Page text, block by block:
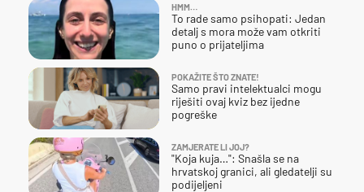
HMM…
To rade samo psihopati: Jedan
detalj s mora može vam otkriti
puno o prijateljima
POKAŽITE ŠTO ZNATE!
Samo pravi intelektualci mogu
riješiti ovaj kviz bez ijedne
pogreške
ZAMJERATE LI JOJ?
"Koja kuja…": Snašla se na
hrvatskoj granici, ali gledatelji su
podijeljeni